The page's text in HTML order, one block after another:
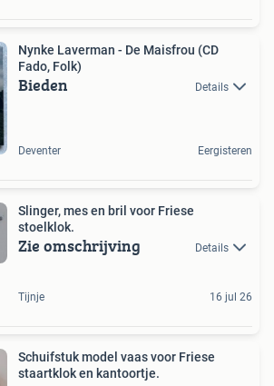
Nynke Laverman - De Maisfrou (CD
Fado, Folk)
Bieden Details
Deventer Eergisteren
Slinger, mes en bril voor Friese
stoelklok.
Zie omschrijving Details
Tijnje 16 jul 26
Schuifstuk model vaas voor Friese
staartklok en kantoortje.